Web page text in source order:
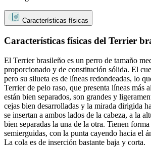
Características físicas
Características físicas del Terrier
El Terrier brasileño es un perro de tamaño
proporcionado y de constitución sólida. El
pero su silueta es de líneas redondeadas, lo
Terrier de pelo raso, que presenta líneas más
están bien separados, son grandes y
cejas bien desarrolladas y la mirada dirigida
se insertan a ambos lados de la cabeza, a la
bien separadas la una de la otra. Tienen
semierguidas, con la punta cayendo hacia el
La cola es de inserción bastante baja y corta.